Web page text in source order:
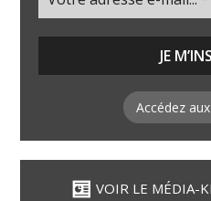
Accédez
VOIR LE MÉDIA-